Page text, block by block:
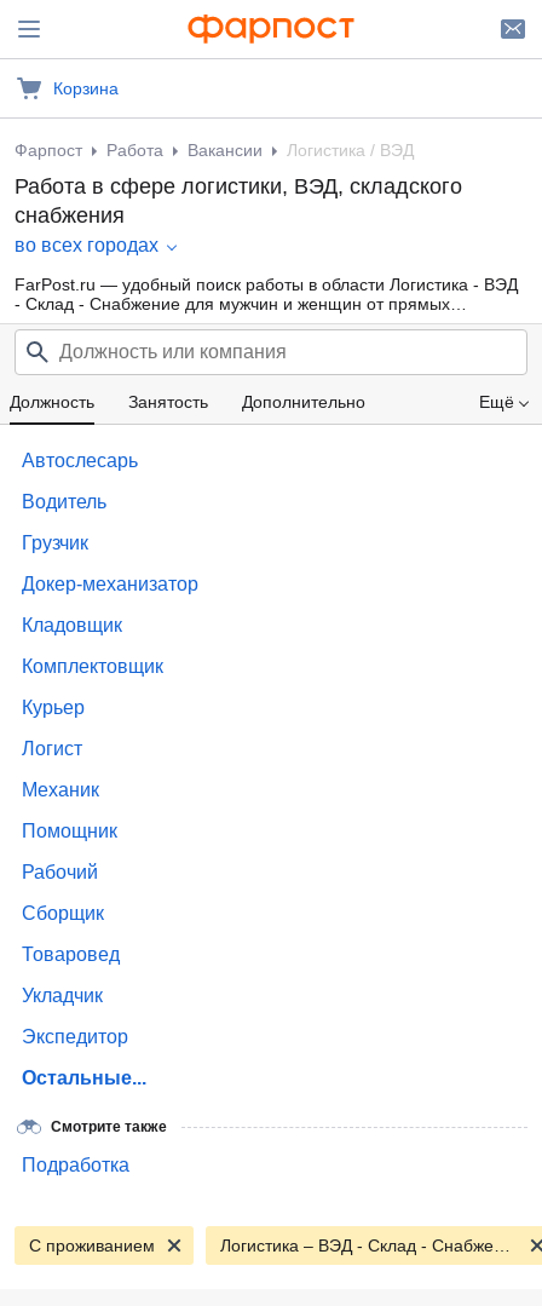
Корзина
Фарпост Работа Вакансии Логистика / ВЭД
Работа в сфере логистики, ВЭД, складского
снабжения
во всех городах
FarPost.ru — удобный поиск работы в области Логистика - ВЭД
- Склад - Снабжение для мужчин и женщин от прямых
работодателей, а также от кадровых агентств. Свежие вакансии
каждый день.
Ещё
Должность Занятость Дополнительно
Зарплата
Автослесарь
Водитель
Грузчик
Докер-механизатор
Кладовщик
Комплектовщик
Курьер
Логист
Механик
Помощник
Рабочий
Сборщик
Товаровед
Укладчик
Экспедитор
Остальные...
Смотрите также
Подработка
С проживанием